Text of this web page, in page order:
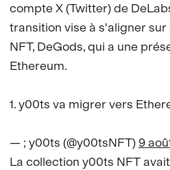
compte X (Twitter) de
transition vise à s'aligner
NFT, DeGods, qui a une
Ethereum.
1. y00ts va migrer vers
— ; y00ts (@y00tsNFT) 9
La collection y00ts NFT